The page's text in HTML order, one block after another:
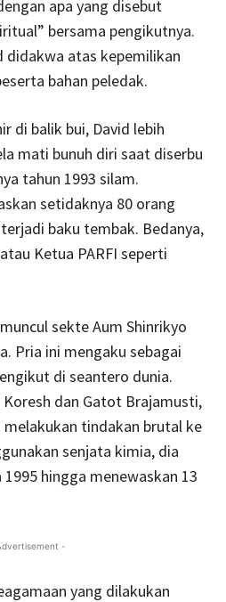
apa yang disebut
bersama pengikutnya.
didakwa atas kepemilikan
bahan peledak.
di balik bui, David lebih
mati bunuh diri saat diserbu
tahun 1993 silam.
setidaknya 80 orang
baku tembak. Bedanya,
Ketua PARFI seperti
sekte Aum Shinrikyo
Pria ini mengaku sebagai
di seantero dunia.
dan Gatot Brajamusti,
tindakan brutal ke
senjata kimia, dia
hingga menewaskan 13
-
yang dilakukan